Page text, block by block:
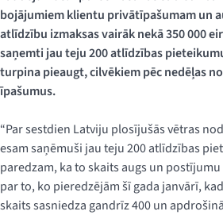
bojājumiem klientu privātīpašumam un
atlīdzību izmaksas vairāk nekā 350 000
saņemti jau teju 200 atlīdzības
turpina pieaugt, cilvēkiem pēc nedēļas
īpašumus.
“Par sestdien Latviju plosījušās vētras
esam saņēmuši jau teju 200 atlīdzības
paredzam, ka to skaits augs un
par to, ko pieredzējām šī gada janvārī,
skaits sasniedza gandrīz 400 un